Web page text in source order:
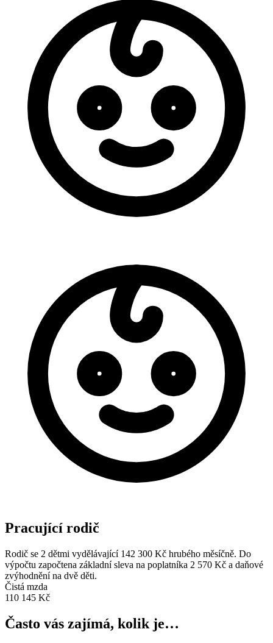
Pracující rodič
Rodič se 2 dětmi vydělávající 142 300 Kč hrubého měsíčně. Do
výpočtu započtena základní sleva na poplatníka 2 570 Kč a daňové
zvýhodnění na dvě děti.
Čistá mzda
110 145 Kč
Často vás zajímá, kolik je…